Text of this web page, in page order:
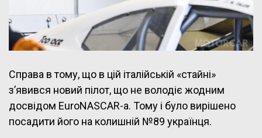
Справа в тому, що в цій італійській «стайні»
з’явився новий пілот, що не володіє жодним
досвідом EuroNASCAR-а. Тому і було вирішено
посадити його на колишній №89 українця.